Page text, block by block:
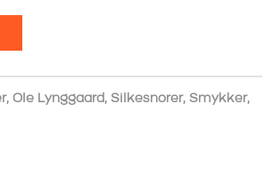
, Ole Lynggaard, Silkesnorer, Smykker,